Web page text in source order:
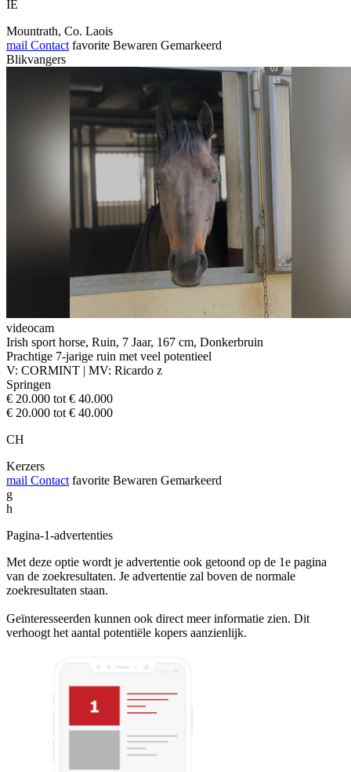
IE
Mountrath, Co. Laois
mail Contact favorite Bewaren Gemarkeerd
Blikvangers
videocam
Irish sport horse, Ruin, 7 Jaar, 167 cm, Donkerbruin
Prachtige 7-jarige ruin met veel potentieel
V: CORMINT | MV: Ricardo z
Springen
€ 20.000 tot € 40.000
€ 20.000 tot € 40.000
CH
Kerzers
mail Contact favorite Bewaren Gemarkeerd
g
h
Pagina-1-advertenties
Met deze optie wordt je advertentie ook getoond op de 1e pagina
van de zoekresultaten. Je advertentie zal boven de normale
zoekresultaten staan.
Geïnteresseerden kunnen ook direct meer informatie zien. Dit
verhoogt het aantal potentiële kopers aanzienlijk.